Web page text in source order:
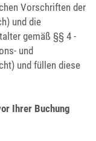
Vorschriften der
und die
gemäß §§ 4 -
und
und füllen diese
Ihrer Buchung